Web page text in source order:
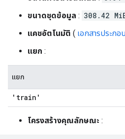
ขนาดชุดข้อมูล : 308.42
แคชอัตโนมัติ ( เอกสารประกอ
แยก :
แยก
'train'
โครงสร้างคุณลักษณะ :